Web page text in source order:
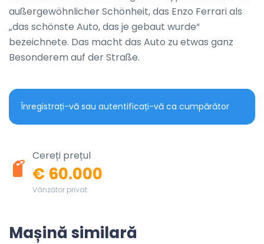
außergewöhnlicher Schönheit, das Enzo Ferrari als
„das schönste Auto, das je gebaut wurde“
bezeichnete. Das macht das Auto zu etwas ganz
Besonderem auf der Straße.
Înregistrați-vă sau autentificați-vă ca cumpărător
Cereți prețul
€ 60.000
Vânzător privat
Mașină similară